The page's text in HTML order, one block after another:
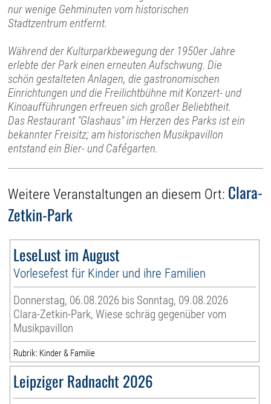
nur wenige Gehminuten vom historischen
Stadtzentrum entfernt.
Während der Kulturparkbewegung der 1950er Jahre
erlebte der Park einen erneuten Aufschwung. Die
schön gestalteten Anlagen, die gastronomischen
Einrichtungen und die Freilichtbühne mit Konzert- und
Kinoaufführungen erfreuen sich großer Beliebtheit.
Das Restaurant "Glashaus" im Herzen des Parks ist ein
bekannter Freisitz; am historischen Musikpavillon
entstand ein Bier- und Cafégarten.
Weitere Veranstaltungen an diesem Ort: Clara-
Zetkin-Park
LeseLust im August
Vorlesefest für Kinder und ihre Familien
Donnerstag, 06.08.2026 bis Sonntag, 09.08.2026
Clara-Zetkin-Park, Wiese schräg gegenüber vom
Musikpavillon
Rubrik: Kinder & Familie
Leipziger Radnacht 2026